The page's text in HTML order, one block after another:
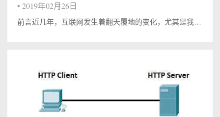
• 2019年02月26日
前言近几年，互联网发生着翻天覆地的变化，尤其是我们一直习以为常的HTTP协议，在逐渐的被HTTPS协议所取代，在浏览器、搜索引擎、CA机构、大型互联网企业的共同促进下，互联网迎来了“HTTPS加密时代”，HTTPS将在未来的几年内全面...